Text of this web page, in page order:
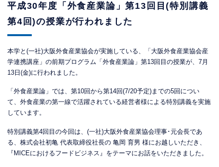
平成30年度「外食産業論」第13回目(特別講義
第4回)の授業が行われました
本学と(一社)大阪外食産業協会が実施している、「大阪外食産業協会産
学連携講座」の前期プログラム「外食産業論」第13回目の授業が、7月
13日(金)に行われました。
「外食産業論」では、第10回から第14回(7/20予定)までの5回につい
て、外食産業の第一線で活躍されている経営者様による特別講義を実施
しています。
特別講義第4回目の今回は、(一社)大阪外食産業協会理事･元会長であ
る、株式会社初亀 代表取締役社長の 亀岡 育男 様にお越しいただき、
『MICEにおけるフードビジネス』をテーマにお話をいただきました。